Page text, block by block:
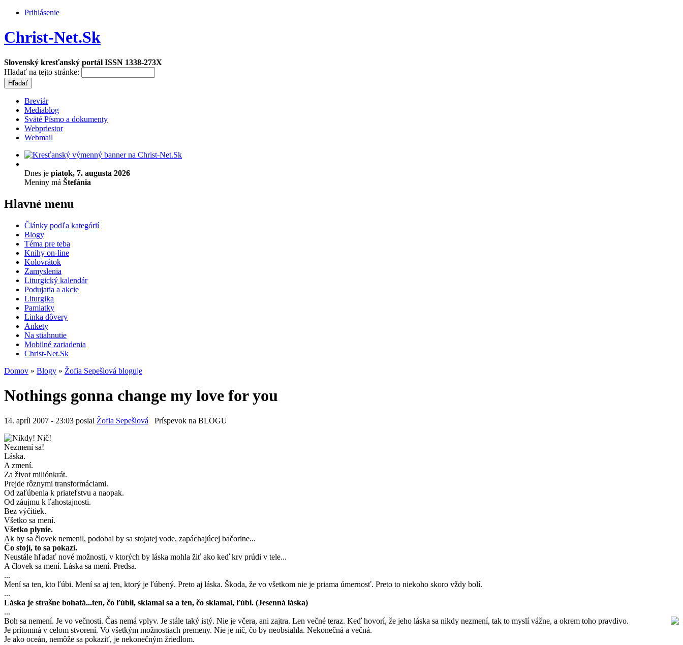
Prihlásenie
Christ-Net.Sk
Slovenský kresťanský portál ISSN 1338-273X
Hladať na tejto stránke:
Breviár
Mediablog
Sväté Písmo a dokumenty
Webpriestor
Webmail
Dnes je piatok, 7. augusta 2026
Meniny má Štefánia
Hlavné menu
Články podľa kategórií
Blogy
Téma pre teba
Knihy on-line
Kolovrátok
Zamyslenia
Liturgický kalendár
Podujatia a akcie
Liturgika
Pamiatky
Linka dôvery
Ankety
Na stiahnutie
Mobilné zariadenia
Christ-Net.Sk
Domov » Blogy » Žofia Sepešiová bloguje
Nothings gonna change my love for you
14. apríl 2007 - 23:03 poslal Žofia Sepešiová Príspevok na BLOGU
Nikdy! Nič!
Nezmení sa!
Láska.
A zmení.
Za život miliónkrát.
Prejde rôznymi transformáciami.
Od zaľúbenia k priateľstvu a naopak.
Od záujmu k ľahostajnosti.
Bez výčitiek.
Všetko sa mení.
Všetko plynie.
Ak by sa človek nemenil, podobal by sa stojatej vode, zapáchajúcej bačorine...
Čo stojí, to sa pokazí.
Neustále hľadať nové možnosti, v ktorých by láska mohla žiť ako keď krv prúdi v tele...
A človek sa mení. Láska sa mení. Predsa.
...
Mení sa ten, kto ľúbi. Mení sa aj ten, ktorý je ľúbený. Preto aj láska. Škoda, že vo všetkom nie je priama úmernosť. Preto to niekoho skoro vždy bolí.
...
Láska je strašne bohatá...ten, čo ľúbil, sklamal sa a ten, čo sklamal, ľúbi. (Jesenná láska)
...
Boh sa nemení. Je vo večnosti. Čas nemá vplyv. Je stále taký istý. Nie je včera, ani zajtra. Len večné teraz. Keď hovorí, že jeho láska sa nikdy nezmení, tak to myslí vážne, a okrem toho pravdivo.
Je prítomná v celom stvorení. Vo všetkým možnostiach premeny. Nie je nič, čo by neobsiahla. Nekonečná a večná.
Je ako oceán, nemôže sa pokaziť, je nekonečným žriedlom.